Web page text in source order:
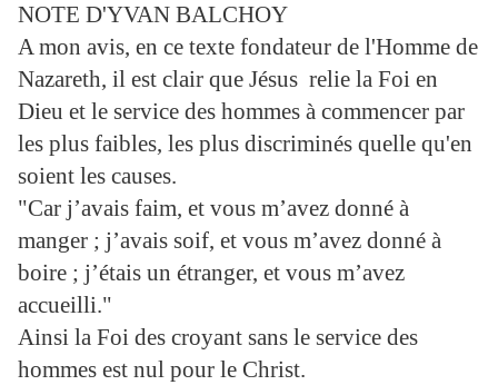
NOTE D'YVAN BALCHOY
A mon avis, en ce texte fondateur de l'Homme de
Nazareth, il est clair que Jésus relie la Foi en
Dieu et le service des hommes à commencer par
les plus faibles, les plus discriminés quelle qu'en
soient les causes.
"Car j’avais faim, et vous m’avez donné à
manger ; j’avais soif, et vous m’avez donné à
boire ; j’étais un étranger, et vous m’avez
accueilli."
Ainsi la Foi des croyant sans le service des
hommes est nul pour le Christ.